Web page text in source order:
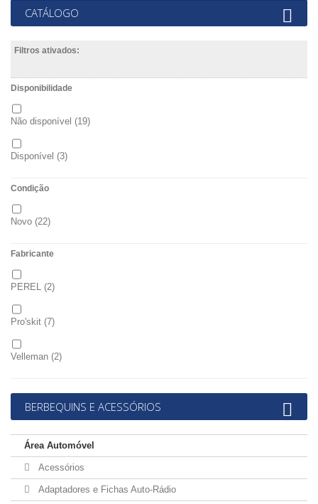
CATÁLOGO
Filtros ativados:
Disponibilidade
Não disponível (19)
Disponível (3)
Condição
Novo (22)
Fabricante
PEREL (2)
Pro'skit (7)
Velleman (2)
BERBEQUINS E ACESSÓRIOS
Área Automóvel
Acessórios
Adaptadores e Fichas Auto-Rádio